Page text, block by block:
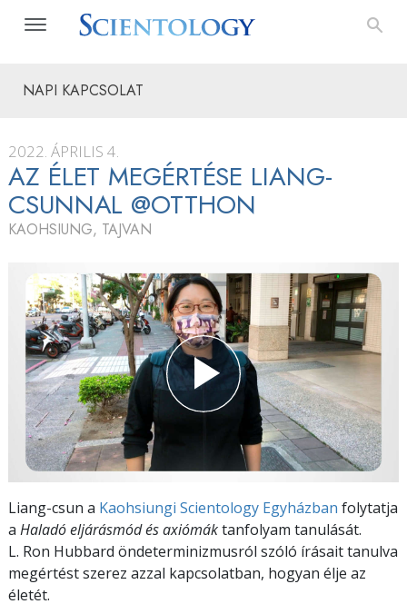
NAPI KAPCSOLAT
2022. ÁPRILIS 4.
AZ ÉLET MEGÉRTÉSE LIANG-
CSUNNAL @OTTHON
KAOHSIUNG, TAJVAN
Liang-csun a Kaohsiungi Scientology Egyházban folytatja
a Haladó eljárásmód és axiómáktanfolyam tanulását.
L. Ron Hubbard öndeterminizmusról szóló írásait tanulva
megértést szerez azzal kapcsolatban, hogyan élje az
életét.